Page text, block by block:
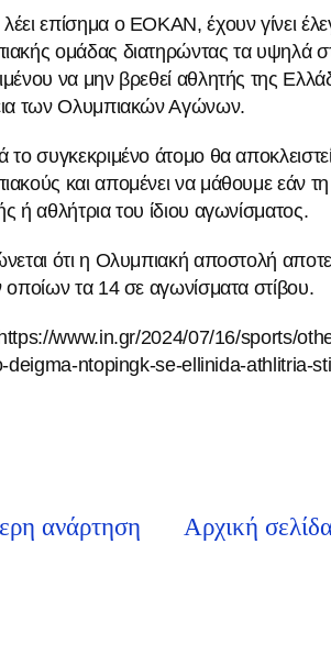
επίσημα ο ΕΟΚΑΝ, έχουν γίνει
ομάδας διατηρώντας τα υψηλά
να μην βρεθεί αθλητής της
των Ολυμπιακών Αγώνων.
το συγκεκριμένο άτομο θα
και απομένει να μάθουμε εάν
ή αθλήτρια του ίδιου αγωνίσματος.
ότι η Ολυμπιακή αποστολή
οποίων τα 14 σε αγωνίσματα στίβου.
www.in.gr/2024/07/16/sports/
deigma-ntopingk-se-ellinida-athlitria-
ανάρτηση Αρχική